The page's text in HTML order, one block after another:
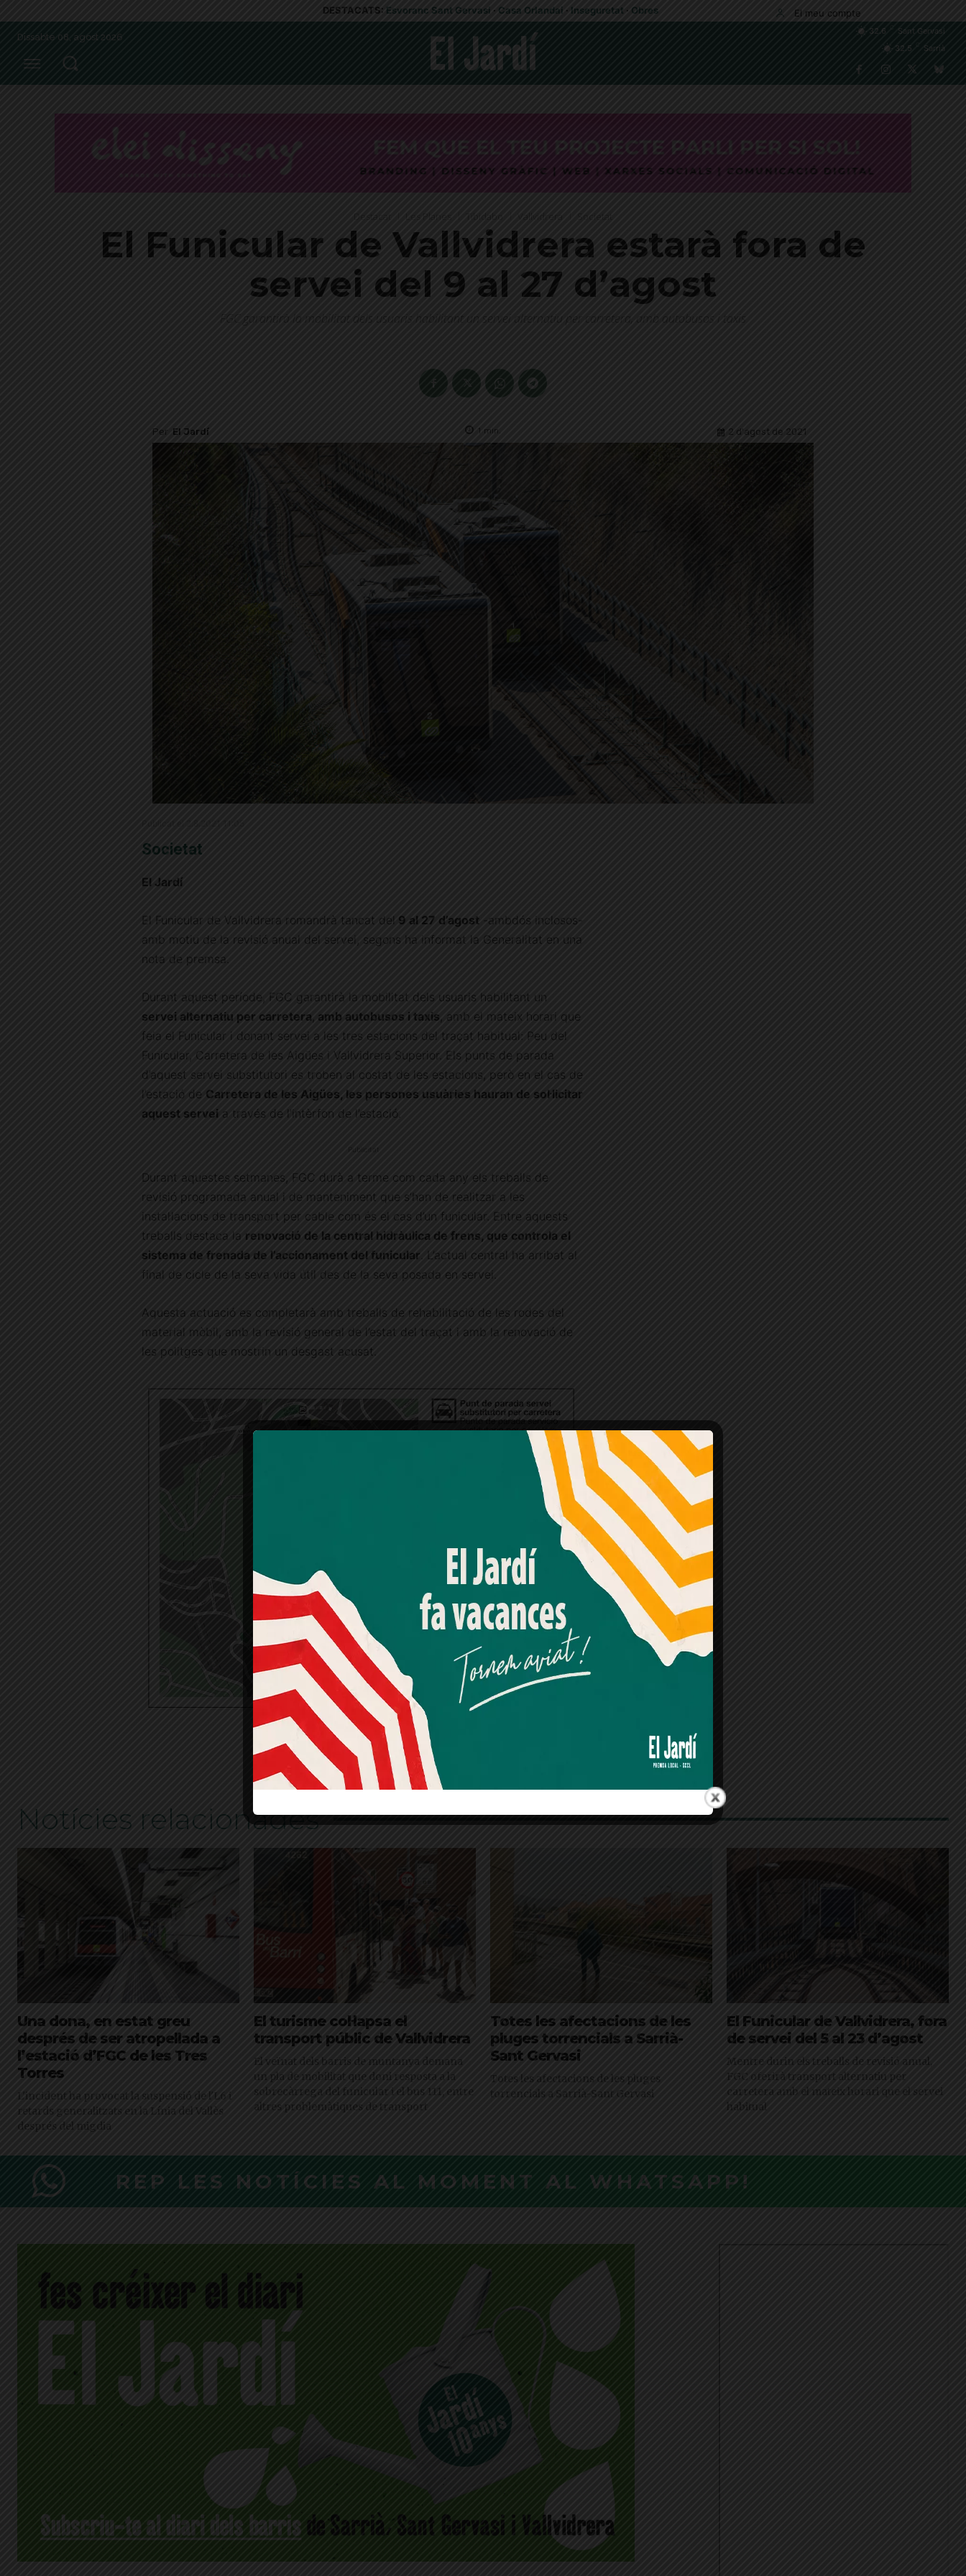
DESTACATS: Esvoranc Sant Gervasi · Casa Orlandai · Inseguretat · Obres El meu compte
Dissabte 08, agost 2026
32.6
Sant Gervasi
32.5
Sarrià
Tibidabo
El Funicular de Vallvidrera estarà fora de
servei del 9 al 27 d’agost
FGC garantirà la mobilitat dels usuaris habilitant un servei alternatiu per carretera, amb autobusos i taxis
Per El Jardí 1 min. 2 d'agost de 2021
Societat
El Jardí
El Funicular de Vallvidrera romandrà tancat del 9 al 27 d’agost -ambdós inclosos-
amb motiu de la revisió anual del servei, segons ha informat la Generalitat en una
nota de premsa.
Durant aquest període, FGC garantirà la mobilitat dels usuaris habilitant un
servei alternatiu per carretera, amb autobusos i taxis, amb el mateix horari que
feia el Funicular i donant servei a les tres estacions del traçat habitual: Peu del
Funicular, Carretera de les Aigües i Vallvidrera Superior. Els punts de parada
d’aquest servei substitutori es troben al costat de les estacions, però en el cas de
l’estació de Carretera de les Aigües, les persones usuàries hauran de sol·licitar
aquest servei a través de l’intèrfon de l’estació.
Publicitat
Durant aquestes setmanes, FGC durà a terme com cada any els treballs de
revisió programada anual i de manteniment que s’han de realitzar a les
instal·lacions de transport per cable com és el cas d’un funicular. Entre aquests
treballs destaca la renovació de la central hidràulica de frens, que controla el
sistema de frenada de l’accionament del funicular. L’actual central ha arribat al
final de cicle de la seva vida útil des de la seva posada en servei.
Aquesta actuació es completarà amb treballs de rehabilitació de les rodes del
material mòbil, amb la revisió general de l’estat del traçat i amb la renovació de
les politges que mostrin un desgast acusat.
ETIQUETES fgc Funicular de Vallvidrera
Notícies relacionades
Una dona, en estat greu
després de ser atropellada a
l’estació d’FGC de les Tres
Torres
L'incident ha provocat la suspensió de l'L6 i
retards generalitzats en la Línia del Vallès
després del migdia
El turisme col·lapsa el
transport públic de Vallvidrera
El veïnat dels barris de muntanya demana
un pla de mobilitat que doni resposta a la
sobrecàrrega del funicular i el bus 111, entre
altres problemàtiques de transport
Totes les afectacions de les
pluges torrencials a Sarrià-
Sant Gervasi
Totes les afectacions de les pluges
torrencials a Sarrià-Sant Gervasi
El Funicular de Vallvidrera, fora
de servei del 5 al 23 d’agost
Mentre durin els treballs de revisió anual,
FGC oferirà transport alternatiu per
carretera amb el mateix horari que el servei
habitual
REP LES NOTÍCIES AL MOMENT AL WHATSAPP!
Amb el seu acord, nosaltres fem servir galetes o
tecnologies similars per emmagatzemar, accedir i
processar dades personals com la seva visita a aquest lloc
web. Pot retirar el seu consentiment o oposar-se al
processament de dades basat en interessos legítims en
qualsevol moment fent clic a "Ajustos de cookies" o a la
nostra Política de privacitat en aquest lloc web. Si cliques
"acceptar" dones el teu consentiment
Més informació Acceptar Rebutjar tot
Quan l’usuari crea un compte al Diari el Jardí, dona el seu
consentiment explícit per rebre comunicacions
informatives relacionades amb el servei. Aquest
consentiment pot ser revocat en qualsevol moment
mitjançant l’enllaç de baixa present a tots els correus.